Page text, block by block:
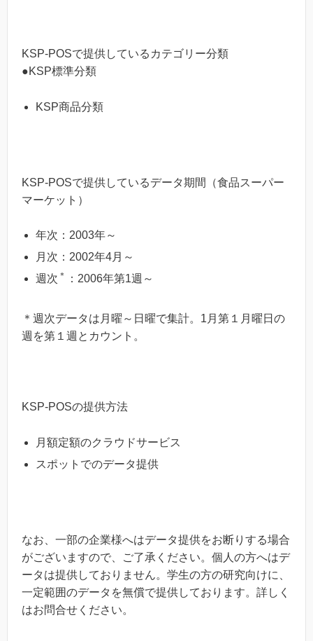
KSP-POSで提供しているカテゴリー分類
●KSP標準分類
KSP商品分類
KSP-POSで提供しているデータ期間（食品スーパー
マーケット）
年次：2003年～
月次：2002年4月～
週次 ＊ ：2006年第1週～
＊週次データは月曜～日曜で集計。1月第１月曜日の
週を第１週とカウント。
KSP-POSの提供方法
月額定額のクラウドサービス
スポットでのデータ提供
なお、一部の企業様へはデータ提供をお断りする場合
がございますので、ご了承ください。個人の方へはデ
ータは提供しておりません。学生の方の研究向けに、
一定範囲のデータを無償で提供しております。詳しく
はお問合せください。